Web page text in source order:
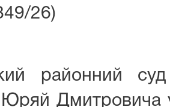
26)
районний
Юряй Дмитровича